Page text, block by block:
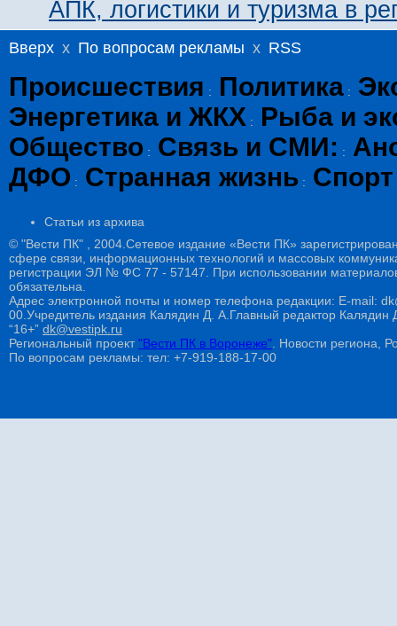
АПК, логистики и туризма в
Вверх x По вопросам рекламы x RSS
Происшествия : Политика :
Энергетика и ЖКХ :
Рыба и
Общество : Связь и СМИ: :
ДФО : Странная жизнь : Спорт
Статьи из архива
© "Вести ПК" , 2004.Сетевое издание «Вести ПК»
сфере связи, информационных технологий и массовых
регистрации ЭЛ № ФС 77 - 57147. При использовании
обязательна.
Адрес электронной почты и номер телефона редакции: E-mail:
00.Учредитель издания Калядин Д. А.Главный редактор
“16+” dk@vestipk.ru
Региональный проект"Вести ПК в Воронеже" . Новости региона,
По вопросам рекламы: тел: +7-919-188-17-00